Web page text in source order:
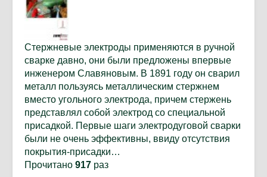
Стержневые электроды применяются в ручной
сварке давно, они были предложены впервые
инженером Славяновым. В 1891 году он сварил
металл пользуясь металлическим стержнем
вместо угольного электрода, причем стержень
представлял собой электрод со специальной
присадкой. Первые шаги электродуговой сварки
были не очень эффективны, ввиду отсутствия
покрытия-присадки…
Прочитано 917 раз